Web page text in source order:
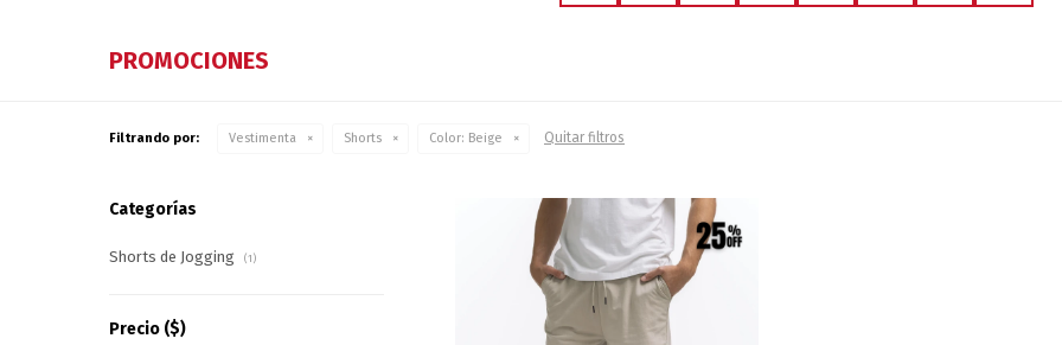
PROMOCIONES
Filtrando por: Vestimenta Shorts Color: Beige Quitar filtros
Categorías
Shorts de Jogging (1)
Precio ($)